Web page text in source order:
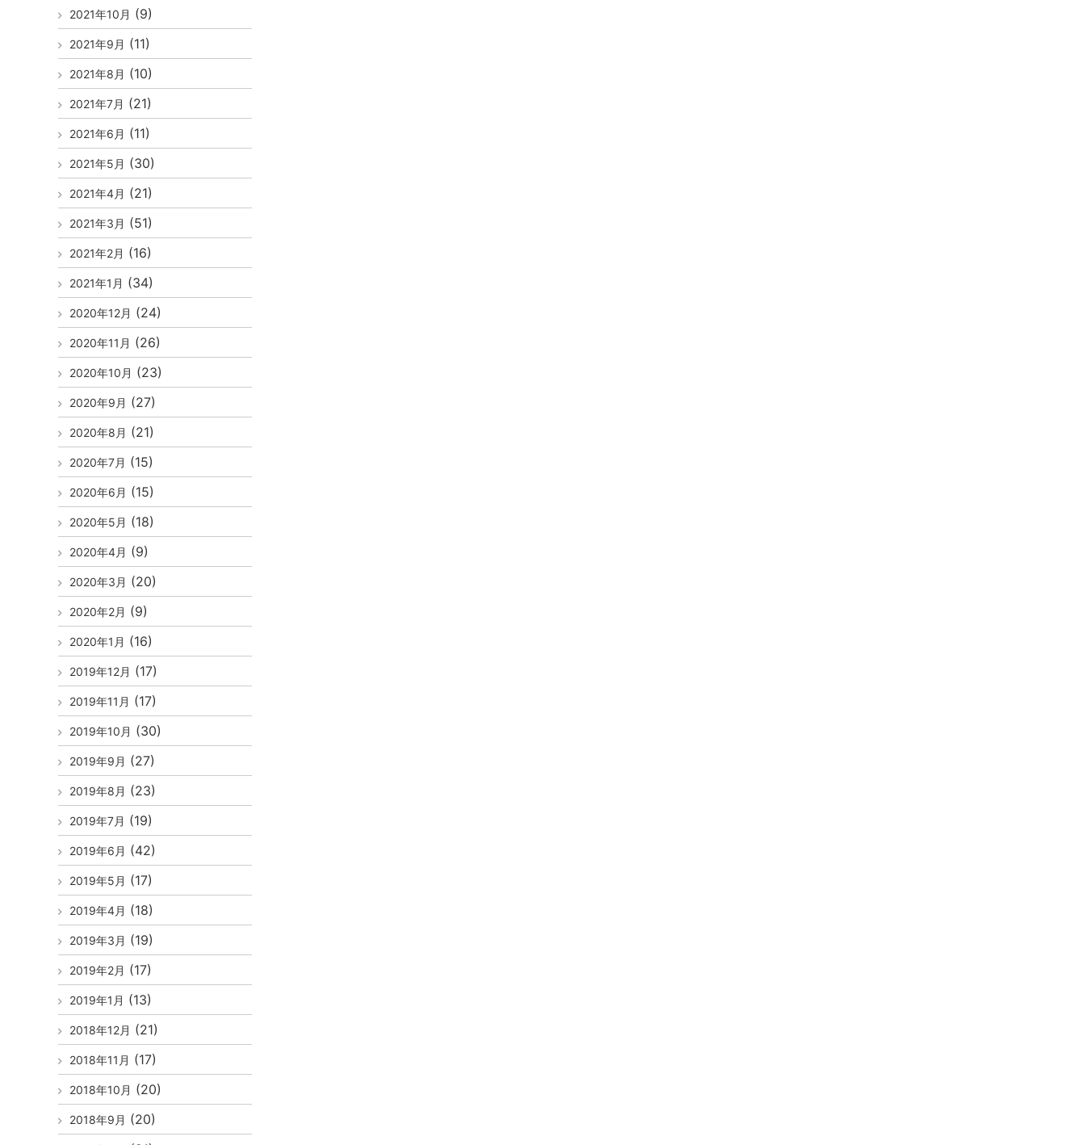
2021年10月 (9)
2021年9月 (11)
2021年8月 (10)
2021年7月 (21)
2021年6月 (11)
2021年5月 (30)
2021年4月 (21)
2021年3月 (51)
2021年2月 (16)
2021年1月 (34)
2020年12月 (24)
2020年11月 (26)
2020年10月 (23)
2020年9月 (27)
2020年8月 (21)
2020年7月 (15)
2020年6月 (15)
2020年5月 (18)
2020年4月 (9)
2020年3月 (20)
2020年2月 (9)
2020年1月 (16)
2019年12月 (17)
2019年11月 (17)
2019年10月 (30)
2019年9月 (27)
2019年8月 (23)
2019年7月 (19)
2019年6月 (42)
2019年5月 (17)
2019年4月 (18)
2019年3月 (19)
2019年2月 (17)
2019年1月 (13)
2018年12月 (21)
2018年11月 (17)
2018年10月 (20)
2018年9月 (20)